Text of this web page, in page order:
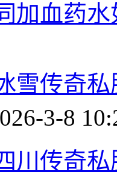
加血药
雪传奇
3-8
川传奇